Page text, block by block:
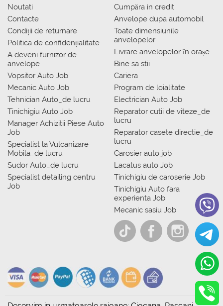
Noutati
Contacte
Condiții de returnare
Politica de confidențialitate
A deveni furnizor de
anvelope
Vopsitor Auto Job
Mecanic Auto Job
Tehnician Auto_de lucru
Tinichigiu Auto Job
Manager Achizitii Piese Auto
Job
Specialist la Vulcanizare
Mobila_de lucru
Sudor Auto_de lucru
Specialist detailing centru
Job
Сumpăra in credit
Anvelope dupa automobil
Toate dimensiunile
anvelopelor
Livrare anvelopelor în orașe
Bine sa stii
Cariera
Program de loialitate
Electrician Auto Job
Reparator cutii de viteze_de
lucru
Reparator casete directie_de
lucru
Carosier auto job
Lacatus auto Job
Tinichigiu de caroserie Job
Tinichigiu Auto fara
experienta Job
Mecanic sasiu Job